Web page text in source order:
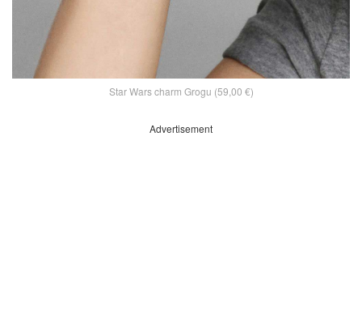
Star Wars charm Grogu (59,00 €)
Advertisement